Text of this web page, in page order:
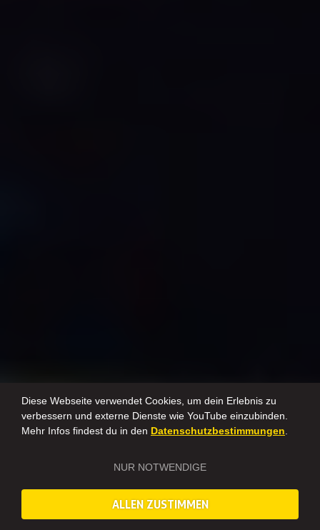
Diese Webseite verwendet Cookies, um dein Erlebnis zu
verbessern und externe Dienste wie YouTube einzubinden.
Mehr Infos findest du in den Datenschutzbestimmungen.
NUR NOTWENDIGE
ALLEN ZUSTIMMEN